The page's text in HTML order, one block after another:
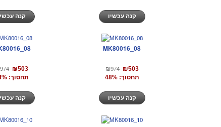
קנה עכשיו
₪503
תחסוך: 48%
MK80016_08
₪974 ₪503
תחסוך: 48%
קנה עכשיו